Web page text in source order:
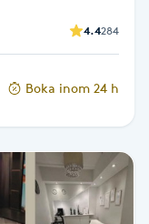
4.4284
Boka inom 24 h